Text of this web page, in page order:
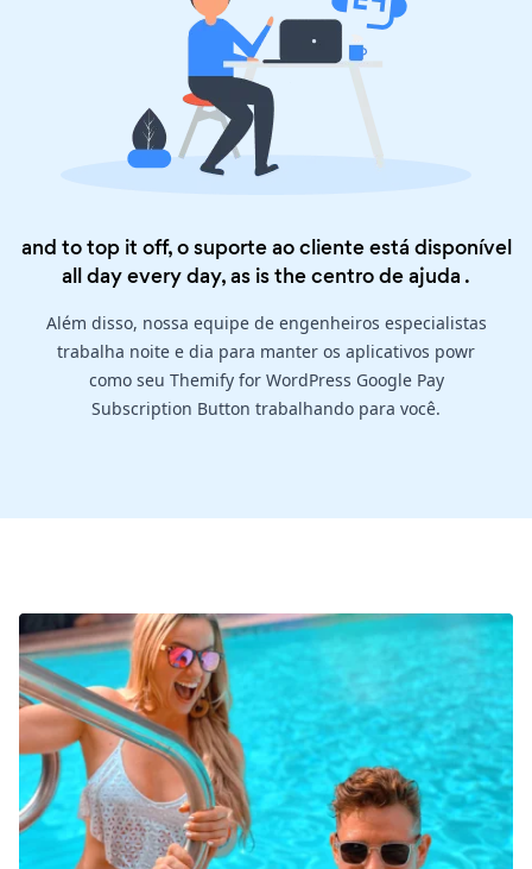
and to top it off, o suporte ao cliente está disponível
all day every day, as is thecentro de ajuda .
Além disso, nossa equipe de engenheiros especialistas
trabalha noite e dia para manter os aplicativos powr
como seu Themify for WordPress Google Pay
Subscription Button trabalhando para você.